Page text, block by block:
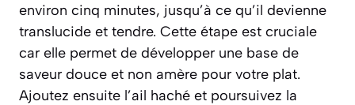
environ cinq minutes, jusqu’à ce qu’il devienne
translucide et tendre. Cette étape est cruciale
car elle permet de développer une base de
saveur douce et non amère pour votre plat.
Ajoutez ensuite l’ail haché et poursuivez la